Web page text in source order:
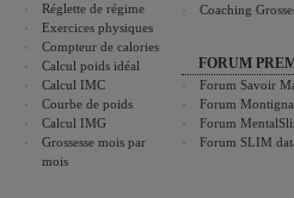
Réglette de régime
Exercices physiques
Compteur de calories
Calcul poids idéal
Calcul IMC
Courbe de poids
Calcul IMG
Grossesse mois par
mois
Coaching
FORUM
Forum Savoir
Forum
Forum
Forum SLIM